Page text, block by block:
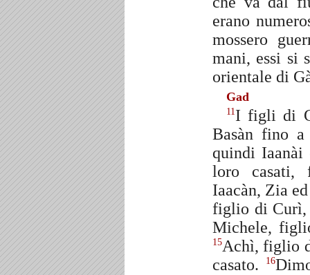
erano
mossero
mani, essi si
orientale di
Gad
11I figli di
Basàn fino
quindi
loro casati,
Iaacàn, Zia
figlio di Curì,
Michele,
15Achì, figlio
casato.
16